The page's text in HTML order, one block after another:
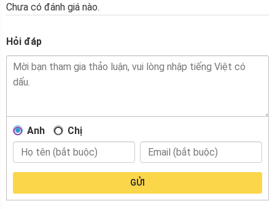
Chưa có đánh giá nào.
Hỏi đáp
Anh Chị
GỬI